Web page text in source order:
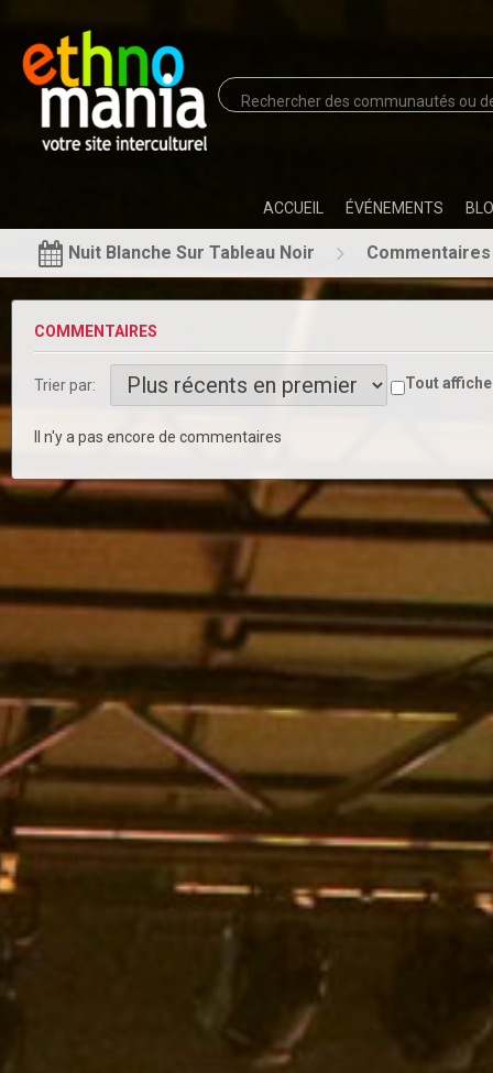
ACCUEIL ÉVÉNEMENTS
Nuit Blanche Sur Tableau Noir
COMMENTAIRES
Trier par: Tout
Il n'y a pas encore de commentaires